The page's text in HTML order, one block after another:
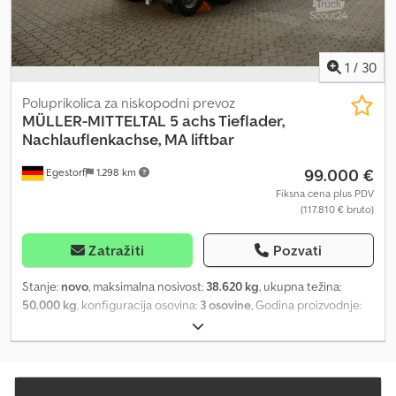
1 / 30
Egestorf 1.298 km
Poluprikolica za niskopodni prevoz
MÜLLER-MITTELTAL 5 achs Tieflader,
Nachlauflenkachse, MA liftbar
99.000 €
Fiksna cena plus PDV
(117.810 € bruto)
Zatražiti Pozvati
Stanje: novo, maksimalna nosivost: 38.620 kg, ukupna težina:
50.000 kg, konfiguracija osovina: 3 osovine, Godina proizvodnje:
, T5 Profil 50,0: ----Kočioni sistem: * Wabco EBS (elektronski
kočioni sistem) * Uređaj za hitno otpuštanje za cilindar sa
Gigant osovina * Treća osovina podizna (kod podignute osovine